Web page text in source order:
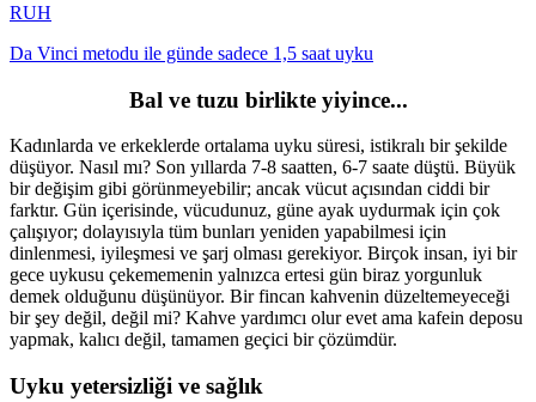
RUH
Da Vinci metodu ile günde sadece 1,5 saat uyku
Bal ve tuzu birlikte yiyince...
Kadınlarda ve erkeklerde ortalama uyku süresi, istikralı bir şekilde
düşüyor. Nasıl mı? Son yıllarda 7-8 saatten, 6-7 saate düştü. Büyük
bir değişim gibi görünmeyebilir; ancak vücut açısından ciddi bir
farktır. Gün içerisinde, vücudunuz, güne ayak uydurmak için çok
çalışıyor; dolayısıyla tüm bunları yeniden yapabilmesi için
dinlenmesi, iyileşmesi ve şarj olması gerekiyor. Birçok insan, iyi bir
gece uykusu çekememenin yalnızca ertesi gün biraz yorgunluk
demek olduğunu düşünüyor. Bir fincan kahvenin düzeltemeyeceği
bir şey değil, değil mi? Kahve yardımcı olur evet ama kafein deposu
yapmak, kalıcı değil, tamamen geçici bir çözümdür.
Uyku yetersizliği ve sağlık